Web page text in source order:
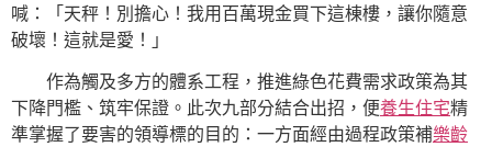
喊：「天秤！別擔心！我用百萬現金買下這棟樓，讓你隨意
破壞！這就是愛！」
作為觸及多方的體系工程，推進綠色花費需求政策為其
下降門檻、筑牢保證。此次九部分結合出招，便養生住宅精
準掌握了要害的領導標的目的：一方面經由過程政策補樂齡